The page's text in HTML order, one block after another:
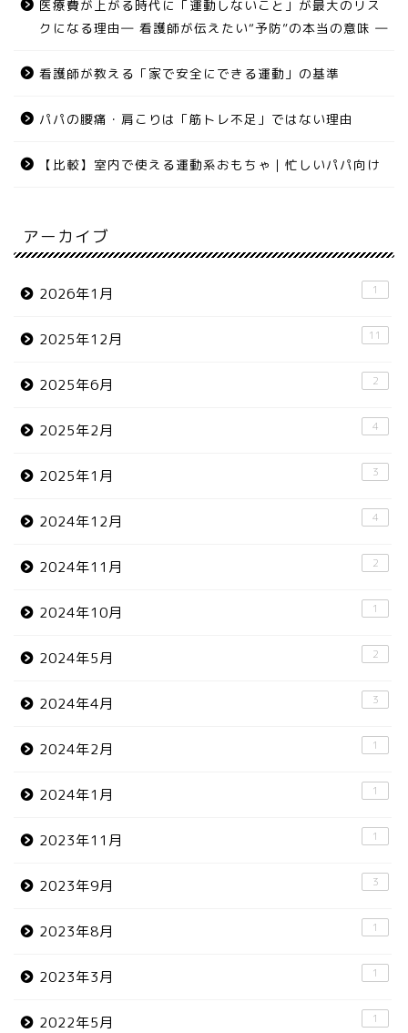
医療費が上がる時代に「運動しないこと」が最大のリス
クになる理由― 看護師が伝えたい“予防”の本当の意味 ―
看護師が教える「家で安全にできる運動」の基準
パパの腰痛・肩こりは「筋トレ不足」ではない理由
【比較】室内で使える運動系おもちゃ｜忙しいパパ向け
アーカイブ
2026年1月 1
2025年12月 11
2025年6月 2
2025年2月 4
2025年1月 3
2024年12月 4
2024年11月 2
2024年10月 1
2024年5月 2
2024年4月 3
2024年2月 1
2024年1月 1
2023年11月 1
2023年9月 3
2023年8月 1
2023年3月 1
2022年5月 1